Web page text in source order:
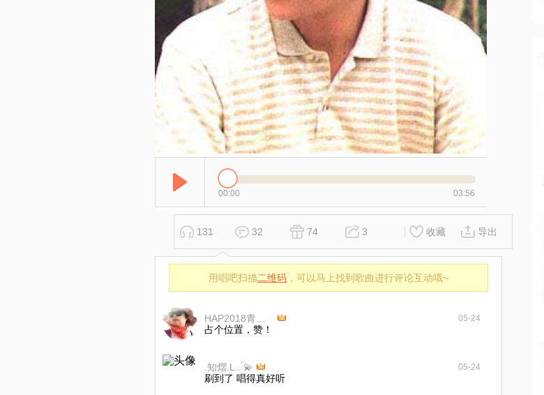
00:00 03:56
131 32 74 3 收藏 导出
用唱吧扫描二维码 ，可以马上找到歌曲进行评论互动哦~
05-24
占个位置，赞！
.知熠.L.. ̀💫 05-24
刷到了 唱得真好听